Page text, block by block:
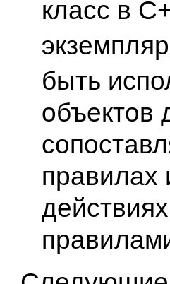
класс в
быть
объектов
правилах